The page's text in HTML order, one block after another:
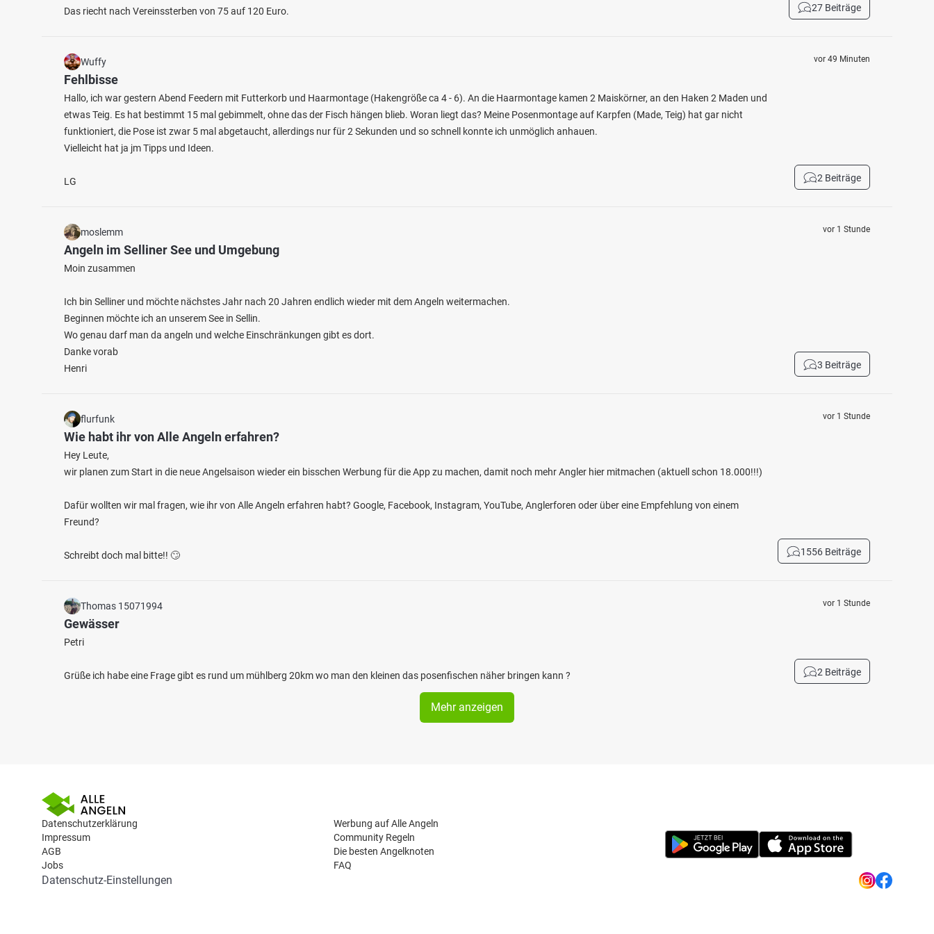
45 11 4.3
Kieskuhle Upstede
Regenbogenforelle, Hecht
30 8 4.5
Das riecht nach Vereinssterben von 75 auf 120 Euro. 27 Beiträge
Wuffy
Fehlbisse
Hallo, ich war gestern Abend Feedern mit Futterkorb und Haarmontage (Hakengröße ca 4 - 6). An die Haarmontage kamen 2 Maiskörner, an den Haken 2 Maden und
etwas Teig. Es hat bestimmt 15 mal gebimmelt, ohne das der Fisch hängen blieb. Woran liegt das? Meine Posenmontage auf Karpfen (Made, Teig) hat gar nicht
funktioniert, die Pose ist zwar 5 mal abgetaucht, allerdings nur für 2 Sekunden und so schnell konnte ich unmöglich anhauen.
Vielleicht hat ja jm Tipps und Ideen.
LG
vor 49 Minuten
2 Beiträge
moslemm
Angeln im Selliner See und Umgebung
Moin zusammen
Ich bin Selliner und möchte nächstes Jahr nach 20 Jahren endlich wieder mit dem Angeln weitermachen.
Beginnen möchte ich an unserem See in Sellin.
Wo genau darf man da angeln und welche Einschränkungen gibt es dort.
Danke vorab
Henri
vor 1 Stunde
3 Beiträge
flurfunk
Wie habt ihr von Alle Angeln erfahren?
Hey Leute,
wir planen zum Start in die neue Angelsaison wieder ein bisschen Werbung für die App zu machen, damit noch mehr Angler hier mitmachen (aktuell schon 18.000!!!)
Dafür wollten wir mal fragen, wie ihr von Alle Angeln erfahren habt? Google, Facebook, Instagram, YouTube, Anglerforen oder über eine Empfehlung von einem
Freund?
Schreibt doch mal bitte!! 🙄
vor 1 Stunde
1556 Beiträge
Thomas 15071994
Gewässer
Petri
Grüße ich habe eine Frage gibt es rund um mühlberg 20km wo man den kleinen das posenfischen näher bringen kann ?
vor 1 Stunde
2 Beiträge
Mehr anzeigen
Datenschutzerklärung
Impressum
AGB
Jobs
Werbung auf Alle Angeln
Community Regeln
Die besten Angelknoten
FAQ
Datenschutz-Einstellungen